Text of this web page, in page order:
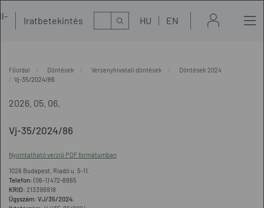
Iratbetekintés Kereső HU EN
Főoldal Döntések Versenyhivatali döntések
Döntések 2024
Vj-35/2024/86
2026. 05. 06.
Vj-35/2024/86
Nyomtatható verzió PDF formátumban
1026 Budapest, Riadó u. 5-11.
Telefon: (06-1) 472-8865
KRID: 213396918
Ügyszám: VJ/35/2024.